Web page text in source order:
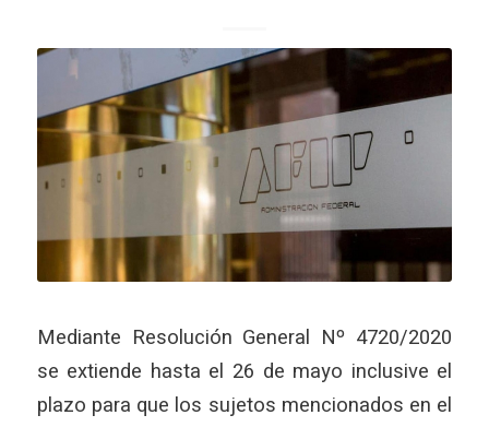
Mediante Resolución General Nº 4720/2020
se extiende hasta el 26 de mayo inclusive el
plazo para que los sujetos mencionados en el